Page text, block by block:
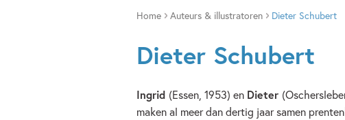
Home Auteurs & illustratoren Dieter Schubert
Dieter Schubert
Ingrid (Essen, 1953) en Dieter
maken al meer dan dertig jaar samen